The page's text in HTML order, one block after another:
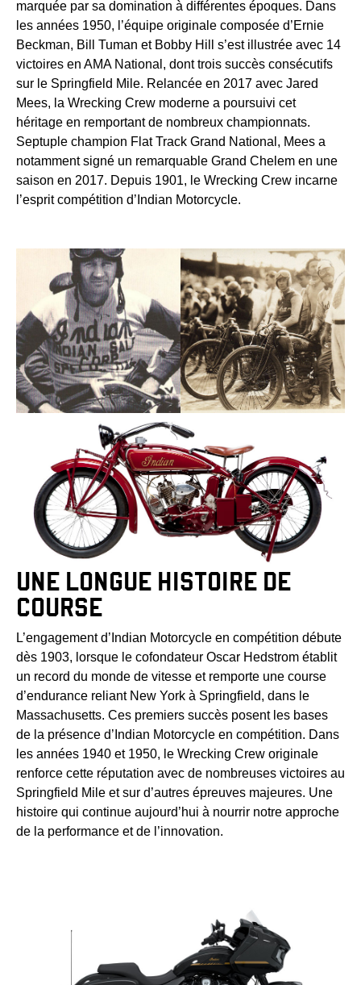
marquée par sa domination à différentes époques. Dans
les années 1950, l’équipe originale composée d’Ernie
Beckman, Bill Tuman et Bobby Hill s’est illustrée avec 14
victoires en AMA National, dont trois succès consécutifs
sur le Springfield Mile. Relancée en 2017 avec Jared
Mees, la Wrecking Crew moderne a poursuivi cet
héritage en remportant de nombreux championnats.
Septuple champion Flat Track Grand National, Mees a
notamment signé un remarquable Grand Chelem en une
saison en 2017. Depuis 1901, le Wrecking Crew incarne
l’esprit compétition d’Indian Motorcycle.
UNE LONGUE HISTOIRE DE
COURSE
L’engagement d’Indian Motorcycle en compétition débute
dès 1903, lorsque le cofondateur Oscar Hedstrom établit
un record du monde de vitesse et remporte une course
d’endurance reliant New York à Springfield, dans le
Massachusetts. Ces premiers succès posent les bases
de la présence d’Indian Motorcycle en compétition. Dans
les années 1940 et 1950, le Wrecking Crew originale
renforce cette réputation avec de nombreuses victoires au
Springfield Mile et sur d’autres épreuves majeures. Une
histoire qui continue aujourd’hui à nourrir notre approche
de la performance et de l’innovation.